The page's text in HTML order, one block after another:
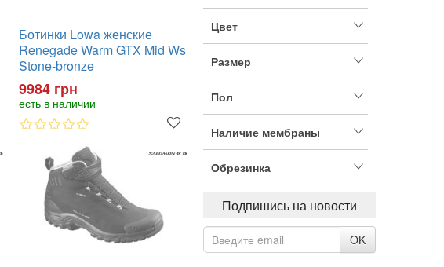
Ботинки Lowa женские
Renegade Warm GTX Mid Ws
Stone-bronze
9984 грн
есть в наличии
Цвет
Размер
Пол
Наличие мембраны
Обрезинка
Подпишись на новости
OK